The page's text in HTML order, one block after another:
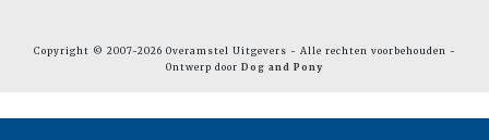
Copyright © 2007-2026 Overamstel Uitgevers - Alle rechten voorbehouden -
Ontwerp door Dog and Pony